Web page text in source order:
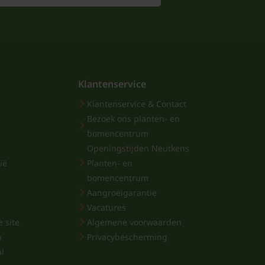
bevat bloembollen met een bolomtrek
de bollen op een afstand van 5 tot 10
diepte. Mix eventueel met een
site
Klantenservice
Klantenservice & Contact
Bezoek ons planten- en
bomencentrum
Openingstijden Neutkens
Planten- en
bomencentrum
Aangroeigarantie
Vacatures
Algemene voorwaarden
Privacybescherming